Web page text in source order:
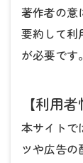
著作者の意
要約して利
が必要です。
【利用
本サイトで
ツや広告